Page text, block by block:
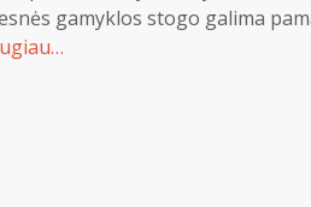
gamyklos stogo galima